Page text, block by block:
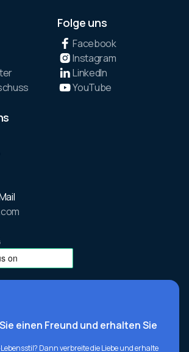
Folge uns
Facebook
Instagram
LinkedIn
YouTube
einen Freund und erhalten Sie
Dann verbreite die Liebe und erhalte